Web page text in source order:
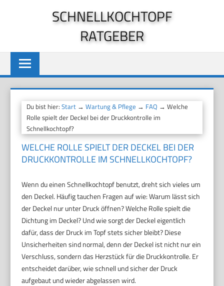
SCHNELLKOCHTOPF
RATGEBER
Du bist hier:Start →Wartung & Pflege → FAQ → Welche
Rolle spielt der Deckel bei der Druckkontrolle im
Schnellkochtopf?
WELCHE ROLLE SPIELT DER DECKEL BEI DER
DRUCKKONTROLLE IM SCHNELLKOCHTOPF?
Wenn du einen Schnellkochtopf benutzt, dreht sich vieles um
den Deckel. Häufig tauchen Fragen auf wie: Warum lässt sich
der Deckel nur unter Druck öffnen? Welche Rolle spielt die
Dichtung im Deckel? Und wie sorgt der Deckel eigentlich
dafür, dass der Druck im Topf stets sicher bleibt? Diese
Unsicherheiten sind normal, denn der Deckel ist nicht nur ein
Verschluss, sondern das Herzstück für die Druckkontrolle. Er
entscheidet darüber, wie schnell und sicher der Druck
aufgebaut und wieder abgelassen wird.